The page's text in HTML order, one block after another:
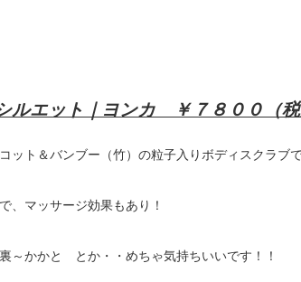
ルエット｜ヨンカ ￥７８００（税
ット＆バンブー（竹）の粒子入りボディスクラブで
、マッサージ効果もあり！
～かかと とか・・めちゃ気持ちいいです！！